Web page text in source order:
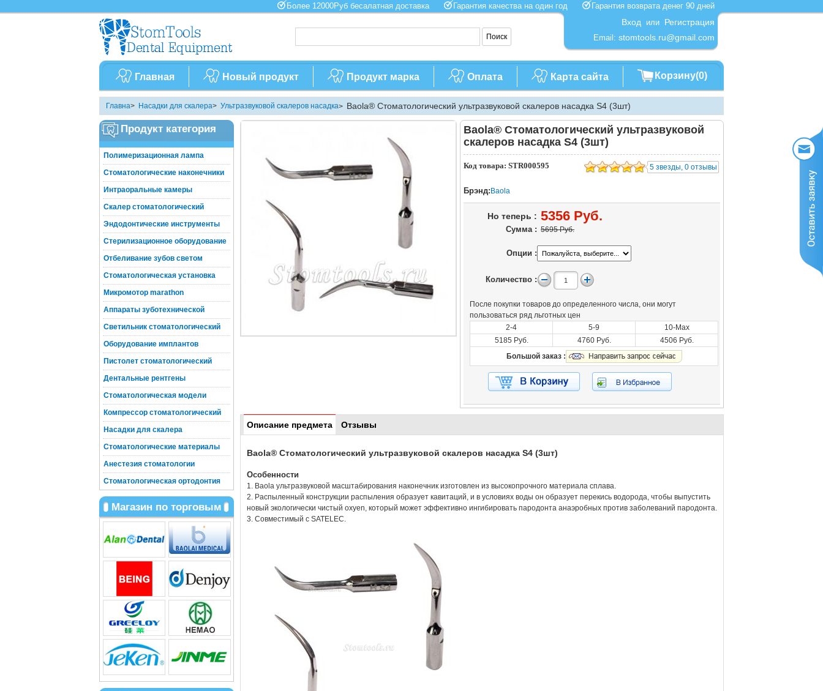
Более 12000Руб бесалатная доставка Гарантия качества на один год Гарантия возврата денег 90 дней
Вход или Регистрация
Email: stomtools.ru@gmail.com
Главная Новый продукт Продукт марка Оплата Карта сайта Корзину(0)
Главна> Насадки для скалера> Ультразвуковой скалеров насадка> Baola® Стоматологический ультразвуковой скалеров насадка S4 (3шт)
Baola® Стоматологический ультразвуковой
скалеров насадка S4 (3шт)
Код товара: STR000595 5 звезды, 0 отзывы
Брэнд: Baola
Но теперь : 5356 Руб.
Сумма : 5695 Руб.
Опции :
Количество :
После покупки товаров до определенного числа, они могут
пользоваться ряд льготных цен
2-4
5-9
10-Max
5185 Руб.
4760 Руб.
4506 Руб.
Большой заказ :
Описание предмета Отзывы
Baola® Стоматологический ультразвуковой скалеров насадка S4 (3шт)
Особенности
1. Baola ультразвуковой масштабирования наконечник изготовлен из высокопрочного материала сплава.
2. Распыленный конструкции распыления образует кавитаций, и в условиях воды он образует перекись водорода, чтобы выпустить
новый экологически чистый oxyen, который может эффективно ингибировать пародонта анаэробных против заболеваний пародонта.
3. Совместимый с SATELEC.
Продукт категория
Полимеризационная лампа
Стоматологические наконечники
Интраоральные камеры
Скалер стоматологический
Эндодонтические инструменты
Стерилизационное оборудование
Отбеливание зубов светом
Стоматологическая установка
Микромотор marathon
Аппараты зуботехнической
Светильник стоматологический
Оборудование имплантов
Пистолет стоматологический
Дентальные рентгены
Стоматологическая модели
Компрессор стоматологический
Насадки для скалера
Стоматологические материалы
Анестезия стоматологии
Стоматологическая ортодонтия
Магазин по торговым